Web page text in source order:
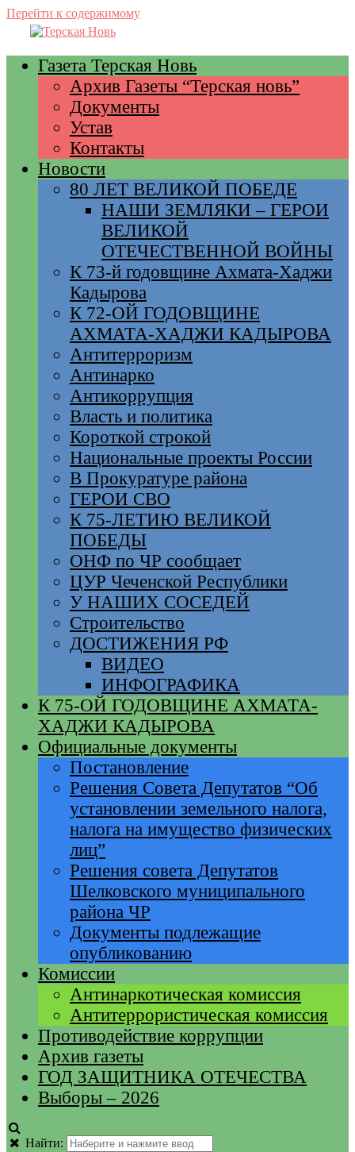
Перейти к содержимому
Газета Терская Новь
Архив Газеты “Терская новь”
Документы
Устав
Контакты
Новости
80 ЛЕТ ВЕЛИКОЙ ПОБЕДЕ
НАШИ ЗЕМЛЯКИ – ГЕРОИ
ВЕЛИКОЙ
ОТЕЧЕСТВЕННОЙ ВОЙНЫ
К 73-й годовщине Ахмата-Хаджи
Кадырова
К 72-ОЙ ГОДОВЩИНЕ
АХМАТА-ХАДЖИ КАДЫРОВА
Антитерроризм
Антинарко
Антикоррупция
Власть и политика
Короткой строкой
Национальные проекты России
В Прокуратуре района
ГЕРОИ СВО
К 75-ЛЕТИЮ ВЕЛИКОЙ
ПОБЕДЫ
ОНФ по ЧР сообщает
ЦУР Чеченской Республики
У НАШИХ СОСЕДЕЙ
Строительство
ДОСТИЖЕНИЯ РФ
ВИДЕО
ИНФОГРАФИКА
К 75-ОЙ ГОДОВЩИНЕ АХМАТА-
ХАДЖИ КАДЫРОВА
Официальные документы
Постановление
Решения Совета Депутатов “Об
установлении земельного налога,
налога на имущество физических
лиц”
Решения совета Депутатов
Шелковского муниципального
района ЧР
Документы подлежащие
опубликованию
Комиссии
Антинаркотическая комиссия
Антитеррористическая комиссия
Противодействие коррупции
Архив газеты
ГОД ЗАЩИТНИКА ОТЕЧЕСТВА
Выборы – 2026
Найти: